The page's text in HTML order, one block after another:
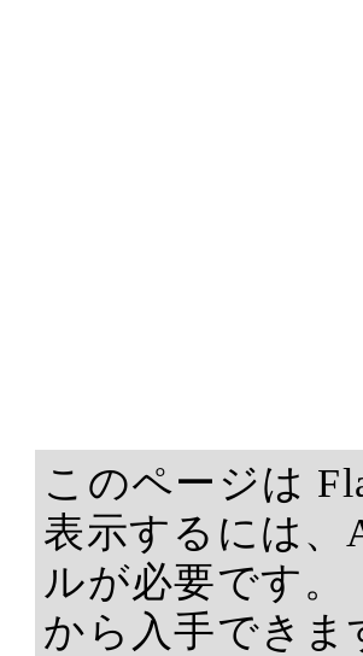
このページは
表示するには、
ルが必要です
から入手できま